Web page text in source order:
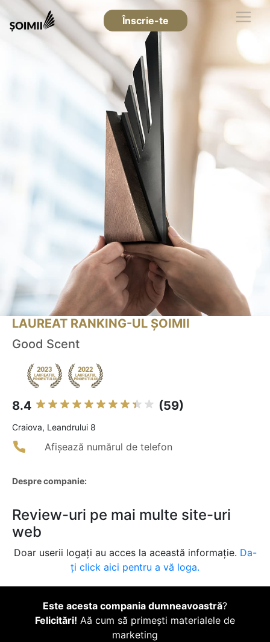
Înscrie-te
LAUREAT RANKING-UL ȘOIMII
Good Scent
8.4 (59)
Craiova, Leandrului 8
Afișează numărul de telefon
Despre companie:
Review-uri pe mai multe site-uri
web
Doar userii logați au acces la această informație. Da-
ți click aici pentru a vă loga.
Este acesta compania dumneavoastră?
Felicitări! Aă cum să primești materialele de
marketing